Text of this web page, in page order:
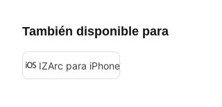
También disponible para
IZArc para iPhone